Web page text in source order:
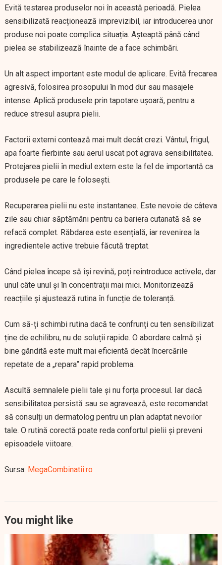
Evită testarea produselor noi în această perioadă. Pielea
sensibilizată reacționează imprevizibil, iar introducerea unor
produse noi poate complica situația. Așteaptă până când
pielea se stabilizează înainte de a face schimbări.
Un alt aspect important este modul de aplicare. Evită frecarea
agresivă, folosirea prosopului în mod dur sau masajele
intense. Aplică produsele prin tapotare ușoară, pentru a
reduce stresul asupra pielii.
Factorii externi contează mai mult decât crezi. Vântul, frigul,
apa foarte fierbinte sau aerul uscat pot agrava sensibilitatea.
Protejarea pielii în mediul extern este la fel de importantă ca
produsele pe care le folosești.
Recuperarea pielii nu este instantanee. Este nevoie de câteva
zile sau chiar săptămâni pentru ca bariera cutanată să se
refacă complet. Răbdarea este esențială, iar revenirea la
ingredientele active trebuie făcută treptat.
Când pielea începe să își revină, poți reintroduce activele, dar
unul câte unul și în concentrații mai mici. Monitorizează
reacțiile și ajustează rutina în funcție de toleranță.
Cum să-ți schimbi rutina dacă te confrunți cu ten sensibilizat
ține de echilibru, nu de soluții rapide. O abordare calmă și
bine gândită este mult mai eficientă decât încercările
repetate de a „repara” rapid problema.
Ascultă semnalele pielii tale și nu forța procesul. Iar dacă
sensibilitatea persistă sau se agravează, este recomandat
să consulți un dermatolog pentru un plan adaptat nevoilor
tale. O rutină corectă poate reda confortul pielii și preveni
episoadele viitoare.
Sursa: MegaCombinatii.ro
You might like